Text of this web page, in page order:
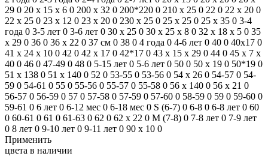
29 0 20 х 15 х 6 0 200 х 32 0 200*220 0 210 x 25 0 22 0 22 х 20 0
22 х 25 0 23 x 12 0 23 x 20 0 230 х 25 0 25 x 25 0 25 x 35 0 3-4
года 0 3-5 лет 0 3-6 лет 0 30 x 25 0 30 х 25 х 8 0 32 х 18 х 5 0 35
x 29 0 36 0 36 x 22 0 37 см 0 38 0 4 года 0 4-6 лет 0 40 0 40x17 0
41 х 24 х 10 0 42 0 42 x 17 0 42*17 0 43 х 15 х 29 0 44 0 45 х 7 х
40 0 46 0 47-49 0 48 0 5-15 лет 0 5-6 лет 0 50 0 50 x 19 0 50*19 0
51 x 138 0 51 х 140 0 52 0 53-55 0 53-56 0 54 х 26 0 54-57 0 54-
59 0 54-61 0 55 0 55-56 0 55-57 0 55-58 0 56 х 140 0 56 х 21 0
56-57 0 56-59 0 57 0 57-58 0 57-59 0 57-60 0 58-59 0 59 0 59-60 0
59-61 0 6 лет 0 6-12 мес 0 6-18 мес 0 S (6-7) 0 6-8 0 6-8 лет 0 60
0 60-61 0 61 0 61-63 0 62 0 62 х 22 0 M (7-8) 0 7-8 лет 0 7-9 лет
0 8 лет 0 9-10 лет 0 9-11 лет 0 90 x 10 0
Применить
цвета в наличии